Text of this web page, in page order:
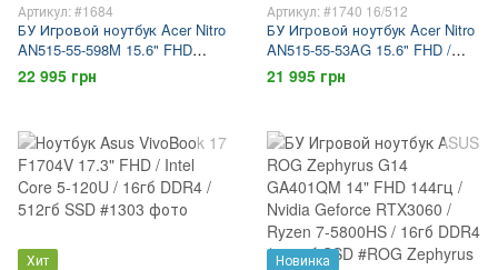
Артикул: #1684
БУ Игровой ноутбук Acer Nitro
AN515-55-598M 15.6" FHD
144гц / Nvidia Geforce GTX
1650ti / Intel Core 5-10300H /
22 995 грн
Артикул: #1740 16/512
БУ Игровой ноутбук Acer Nitro
AN515-55-53AG 15.6" FHD /
Nvidia Geforce GTX 1650 / Intel
Core 5-10300H / 16гб DDR4 /
21 995 грн
Хит
Новинка